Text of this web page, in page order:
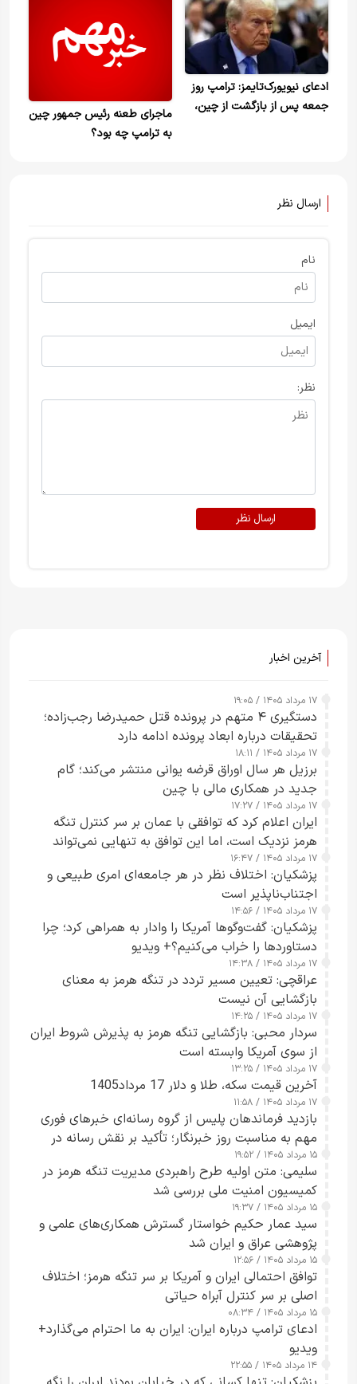
ادعای نیویورک‌تایمز: ترامپ روز
جمعه پس از بازگشت از چین،
ماجرای طعنه رئیس جمهور چین
به ترامپ چه بود؟
ارسال نظر
نام
ایمیل
نظر:
ارسال نظر
آخرین اخبار
۱۷ مرداد ۱۴۰۵ / ۱۹:۰۵
دستگیری ۴ متهم در پرونده قتل حمیدرضا رجب‌زاده؛
تحقیقات درباره ابعاد پرونده ادامه دارد
۱۷ مرداد ۱۴۰۵ / ۱۸:۱۱
برزیل هر سال اوراق قرضه یوانی منتشر می‌کند؛ گام
جدید در همکاری مالی با چین
۱۷ مرداد ۱۴۰۵ / ۱۷:۲۷
ایران اعلام کرد که توافقی با عمان بر سر کنترل تنگه
هرمز نزدیک است، اما این توافق به تنهایی نمی‌تواند
آبراه را آزاد کند
۱۷ مرداد ۱۴۰۵ / ۱۶:۴۷
پزشکیان: اختلاف نظر در هر جامعه‌ای امری طبیعی و
اجتناب‌ناپذیر است
۱۷ مرداد ۱۴۰۵ / ۱۴:۵۶
پزشکیان: گفت‌وگوها آمریکا را وادار به همراهی کرد؛ چرا
دستاوردها را خراب می‌کنیم؟+ ویدیو
۱۷ مرداد ۱۴۰۵ / ۱۴:۳۸
عراقچی: تعیین مسیر تردد در تنگه هرمز به معنای
بازگشایی آن نیست
۱۷ مرداد ۱۴۰۵ / ۱۴:۲۵
سردار محبی: بازگشایی تنگه هرمز به پذیرش شروط ایران
از سوی آمریکا وابسته است
۱۷ مرداد ۱۴۰۵ / ۱۳:۲۵
آخرین قیمت سکه، طلا و دلار 17 مرداد1405
۱۷ مرداد ۱۴۰۵ / ۱۱:۵۸
بازدید فرماندهان پلیس از گروه رسانه‌ای خبرهای فوری
مهم به مناسبت روز خبرنگار؛ تأکید بر نقش رسانه در
تقویت امنیت و اعتماد عمومی
۱۵ مرداد ۱۴۰۵ / ۱۹:۵۲
سلیمی: متن اولیه طرح راهبردی مدیریت تنگه هرمز در
کمیسیون امنیت ملی بررسی شد
۱۵ مرداد ۱۴۰۵ / ۱۹:۳۷
سید عمار حکیم خواستار گسترش همکاری‌های علمی و
پژوهشی عراق و ایران شد
۱۵ مرداد ۱۴۰۵ / ۱۲:۵۶
توافق احتمالی ایران و آمریکا بر سر تنگه هرمز؛ اختلاف
اصلی بر سر کنترل آبراه حیاتی
۱۵ مرداد ۱۴۰۵ / ۰۸:۳۴
ادعای ترامپ درباره ایران: ایران به ما احترام می‌گذارد+
ویدیو
۱۴ مرداد ۱۴۰۵ / ۲۲:۵۵